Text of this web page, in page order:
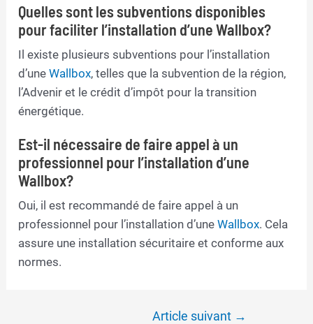
Quelles sont les subventions disponibles
pour faciliter l’installation d’une Wallbox?
Il existe plusieurs subventions pour l’installation
d’uneWallbox, telles que la subvention de la région,
l’Advenir et le crédit d’impôt pour la transition
énergétique.
Est-il nécessaire de faire appel à un
professionnel pour l’installation d’une
Wallbox?
Oui, il est recommandé de faire appel à un
professionnel pour l’installation d’uneWallbox. Cela
assure une installation sécuritaire et conforme aux
normes.
Article suivant →